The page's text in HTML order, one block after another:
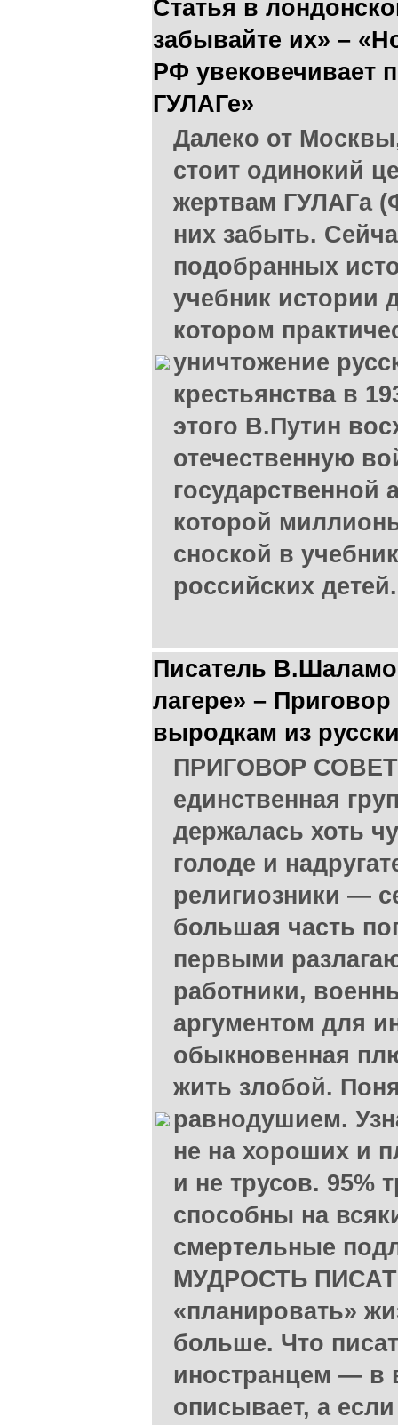
Статья в
забывайте их» –
РФ увековечивает
ГУЛАГе»
Далеко от
стоит одинокий
жертвам ГУЛАГа
них забыть.
подобранных
учебник истории
котором
уничтожение
крестьянства в
этого В.Путин
отечественную
государственной
которой
сноской в
российских детей.
Писатель
лагере» –
выродкам из
ПРИГОВОР
единственная
держалась хоть
голоде и
религиозники —
большая часть
первыми
работники,
аргументом для
обыкновенная
жить злобой.
равнодушием.
не на хороших и
и не трусов. 95%
способны на
смертельные
МУДРОСТЬ
«планировать»
больше. Что
иностранцем — в
описывает, а